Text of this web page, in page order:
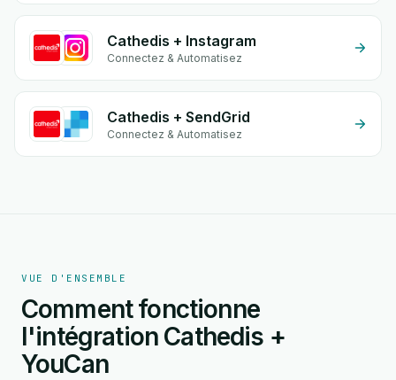
Cathedis + Instagram
Connectez & Automatisez
Cathedis + SendGrid
Connectez & Automatisez
VUE D'ENSEMBLE
Comment fonctionne
l'intégration Cathedis +
YouCan